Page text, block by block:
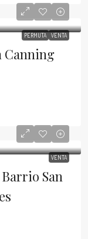
PERMUTA VENTA
Canning
VENTA
San